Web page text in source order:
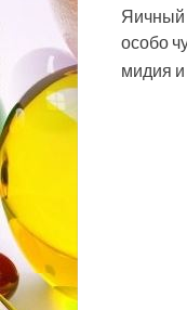
Яичный
особо
мидия и